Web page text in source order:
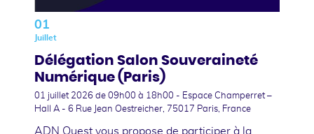
01
Juillet
Délégation Salon Souveraineté
Numérique (Paris)
01 juillet 2026 de 09h00 à 18h00 - Espace Champerret –
Hall A - 6 Rue Jean Oestreicher, 75017 Paris, France
ADN Ouest vous propose de participer à la